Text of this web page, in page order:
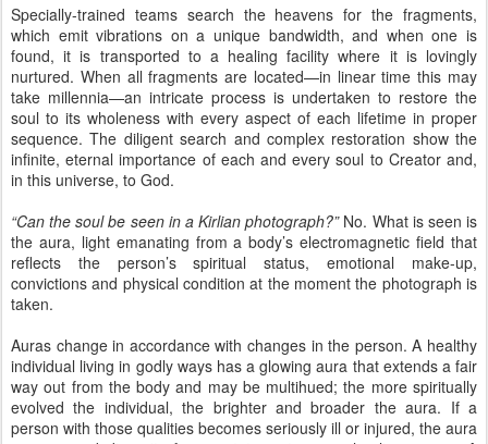
“Can the soul be seen in a Kirlian photograph?” No. What is seen is
the aura, light emanating from a body’s electromagnetic field that
reflects the person’s spiritual status, emotional make-up,
convictions and physical condition at the moment the photograph is
taken.
Auras change in accordance with changes in the person. A healthy
individual living in godly ways has a glowing aura that extends a fair
way out from the body and may be multihued; the more spiritually
person with those qualities becomes seriously ill or injured, the aura
narrows and dims; its former status returns as healing occurs. A
healthy individual whose mind is closed has a thin, dull aura; if that
individual opens to spiritual and conscious enlightenment, the aura
grows correspondingly wider and brighter. Someone whose greedy,
outside their pre-birth agreement has a narrow murky border
around the body; and a person who consistently ignores
conscience and willfully causes suffering to others doesn’t have
enough light for even an outline.